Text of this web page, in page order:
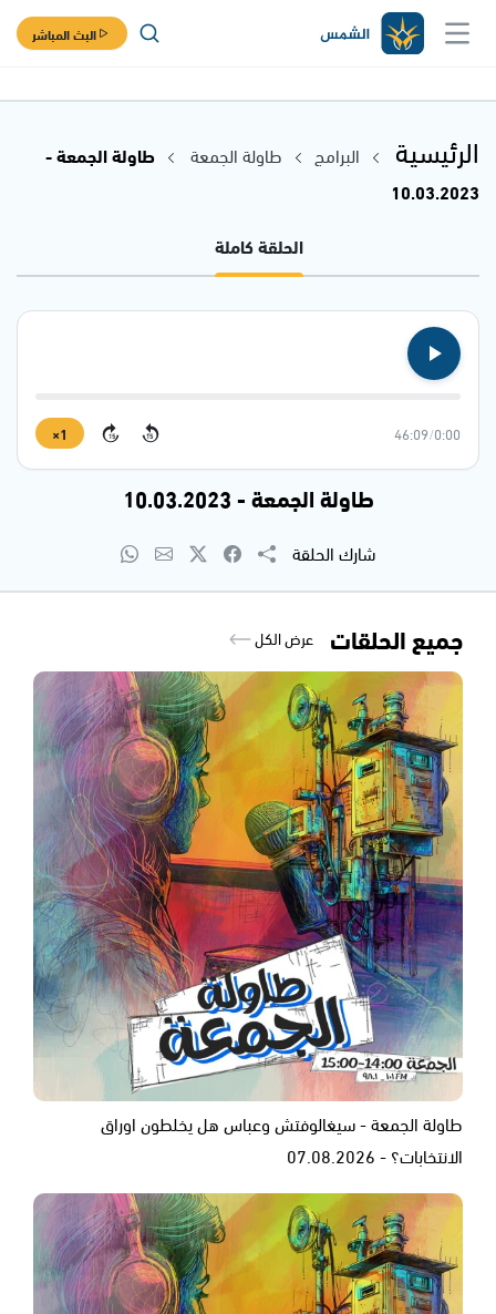
البث المباشر
الرئيسية البرامج طاولة الجمعة
طاولة الجمعة -
10.03.2023
الحلقة كاملة
0:00
/
46:09
15
15
1×
طاولة الجمعة - 10.03.2023
شارك الحلقة
جميع الحلقات عرض الكل
طاولة الجمعة - سيغالوفتش وعباس هل يخلطون اوراق
الانتخابات؟ - 07.08.2026